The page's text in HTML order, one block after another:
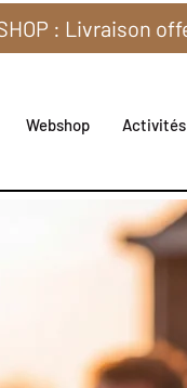
Webshop Activités